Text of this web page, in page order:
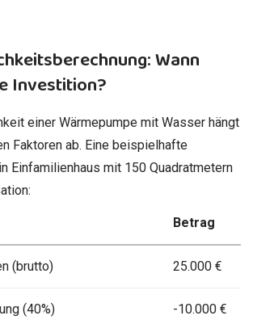
Wann
Investition?
einer Wärmepumpe mit Wasser hängt
Faktoren ab. Eine beispielhafte
Einfamilienhaus mit 150 Quadratmetern
Betrag
(brutto) 25.000 €
(40%) -10.000 €